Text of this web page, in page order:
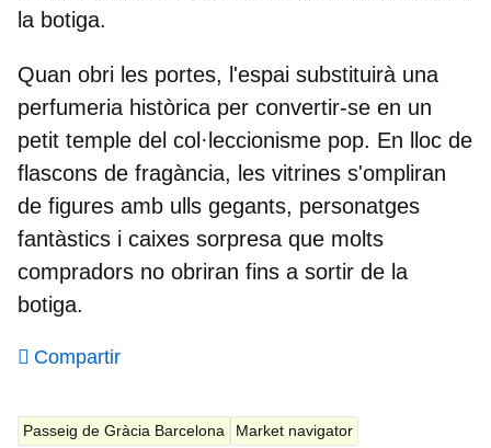
la botiga.
Quan obri les portes, l'espai substituirà una
perfumeria històrica per convertir-se en un
petit temple del col·leccionisme pop. En lloc de
flascons de fragància, les vitrines s'ompliran
de figures amb ulls gegants, personatges
fantàstics i caixes sorpresa que molts
compradors no obriran fins a sortir de la
botiga.
Compartir
Passeig de Gràcia Barcelona Market navigator